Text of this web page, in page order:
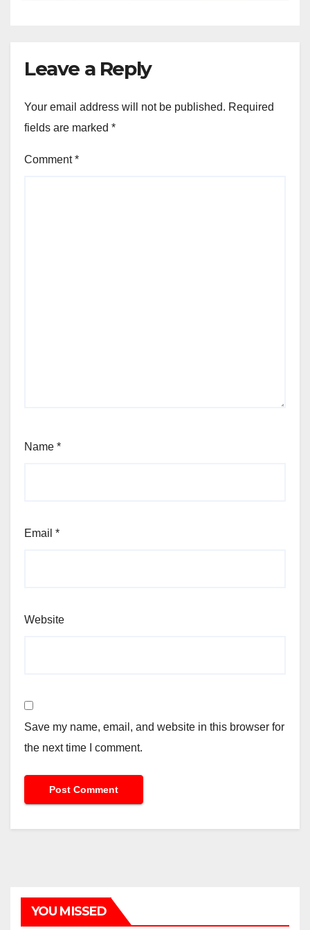
Leave a Reply
Your email address will not be published. Required
fields are marked *
Comment*
Name *
Email *
Website
Save my name, email, and website in this browser for
the next time I comment.
YOU MISSED